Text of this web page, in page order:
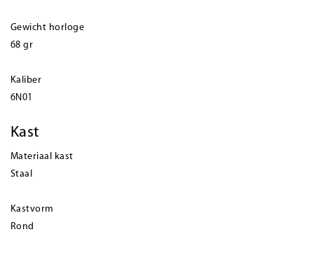
Gewicht horloge
68 gr
Kaliber
6N01
Kast
Materiaal kast
Staal
Kastvorm
Rond